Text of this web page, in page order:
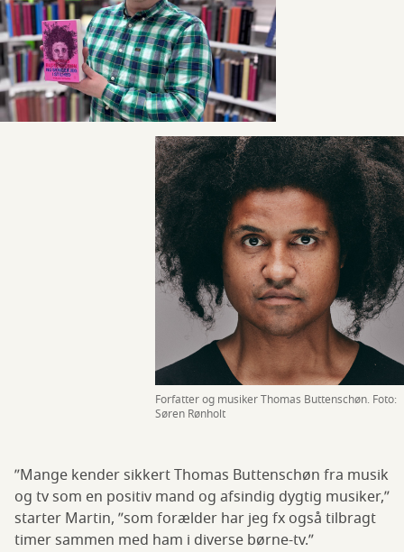
Forfatter og musiker Thomas Buttenschøn. Foto:
Søren Rønholt
”Mange kender sikkert Thomas Buttenschøn fra musik
og tv som en positiv mand og afsindig dygtig musiker,”
starter Martin, ”som forælder har jeg fx også tilbragt
timer sammen med ham i diverse børne-tv.”